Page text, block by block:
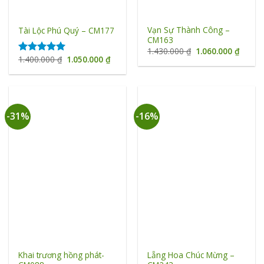
Tài Lộc Phú Quý – CM177
Được xếp
1.400.000₫ Giá
gốc
là:
1.050.000₫Giá
tại
Vạn Sự Thành Công –
CM163
1.430.000₫ Giá
gốc
là:
1.060.000₫Giá
tại
-31%
Khai trương hồng phát-
-16%
Lẵng Hoa Chúc Mừng –